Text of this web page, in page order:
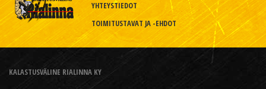
YHTEYSTIEDOT
TOIMITUSTAVAT JA -EHDOT
KALASTUSVÄLINE RIALINNA KY